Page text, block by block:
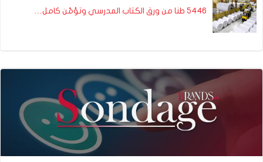
5446 طنا من ورق الكتاب المدرسي وتؤمّن كامل…